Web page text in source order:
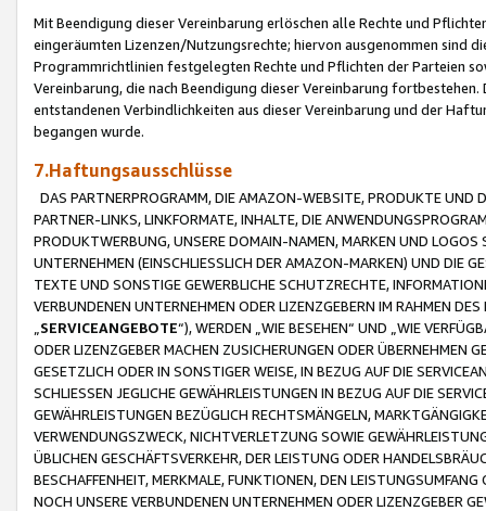
Mit Beendigung dieser Vereinbarung erlöschen alle Rechte und
eingeräumten Lizenzen/Nutzungsrechte; hiervon ausgenommen sind
Programmrichtlinien festgelegten Rechte und Pflichten der Parteien
Vereinbarung, die nach Beendigung dieser Vereinbarung
entstandenen Verbindlichkeiten aus dieser Vereinbarung und der
begangen wurde.
7.Haftungsausschlüsse
DAS PARTNERPROGRAMM, DIE AMAZON-WEBSITE, PRODUKTE UND
PARTNER-LINKS, LINKFORMATE, INHALTE, DIE
PRODUKTWERBUNG, UNSERE DOMAIN-NAMEN, MARKEN UND
UNTERNEHMEN (EINSCHLIESSLICH DER AMAZON-MARKEN) UND DIE
TEXTE UND SONSTIGE GEWERBLICHE SCHUTZRECHTE,
VERBUNDENEN UNTERNEHMEN ODER LIZENZGEBERN IM RAHMEN
SERVICEANGEBOTE“), WERDEN „WIE BESEHEN“ UND „WIE
ODER LIZENZGEBER MACHEN ZUSICHERUNGEN ODER ÜBERNEHMEN
GESETZLICH ODER IN SONSTIGER WEISE, IN BEZUG AUF DIE
SCHLIESSEN JEGLICHE GEWÄHRLEISTUNGEN IN BEZUG AUF DIE
GEWÄHRLEISTUNGEN BEZÜGLICH RECHTSMÄNGELN,
VERWENDUNGSZWECK, NICHTVERLETZUNG SOWIE
ÜBLICHEN GESCHÄFTSVERKEHR, DER LEISTUNG ODER
BESCHAFFENHEIT, MERKMALE, FUNKTIONEN, DEN
NOCH UNSERE VERBUNDENEN UNTERNEHMEN ODER LIZENZGEBER